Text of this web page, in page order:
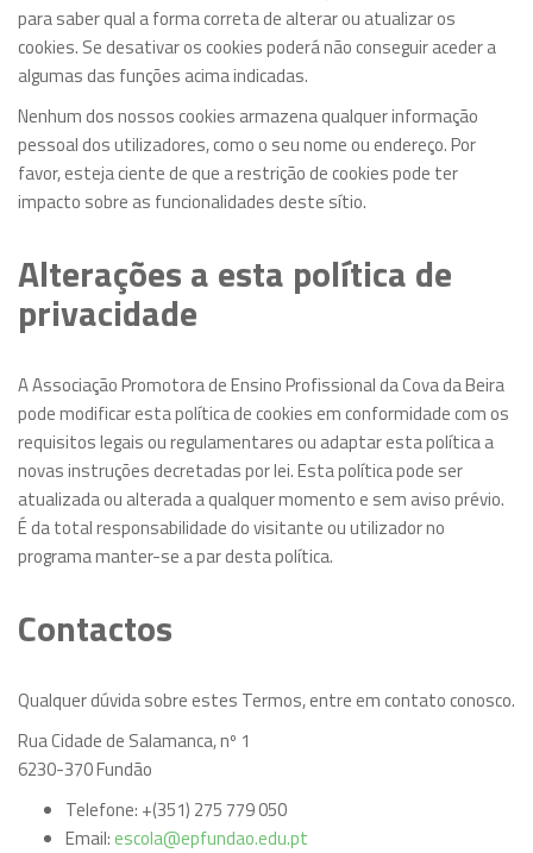
para saber qual a forma correta de alterar ou atualizar os
cookies. Se desativar os cookies poderá não conseguir aceder a
algumas das funções acima indicadas.
Nenhum dos nossos cookies armazena qualquer informação
pessoal dos utilizadores, como o seu nome ou endereço. Por
favor, esteja ciente de que a restrição de cookies pode ter
impacto sobre as funcionalidades deste sítio.
Alterações a esta política de
privacidade
AAssociação Promotora de Ensino Profissional da Cova da Beira
pode modificar esta política de cookies em conformidade com os
requisitos legais ou regulamentares ou adaptar esta política a
novas instruções decretadas por lei. Esta política pode ser
atualizada ou alterada a qualquer momento e sem aviso prévio.
É da total responsabilidade do visitante ou utilizador no
programa manter-se a par desta política.
Contactos
Qualquer dúvida sobre estes Termos, entre em contato conosco.
Rua Cidade de Salamanca, nº 1
6230-370Fundão
Telefone: +(351) 275 779 050
Email: escola@epfundao.edu.pt